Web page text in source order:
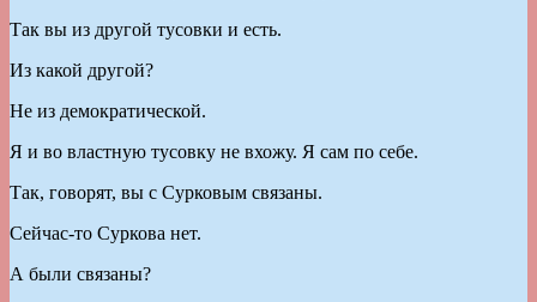
Так вы из другой тусовки и есть.
Из какой другой?
Не из демократической.
Я и во властную тусовку не вхожу. Я сам по себе.
Так, говорят, вы с Сурковым связаны.
Сейчас-то Суркова нет.
А были связаны?